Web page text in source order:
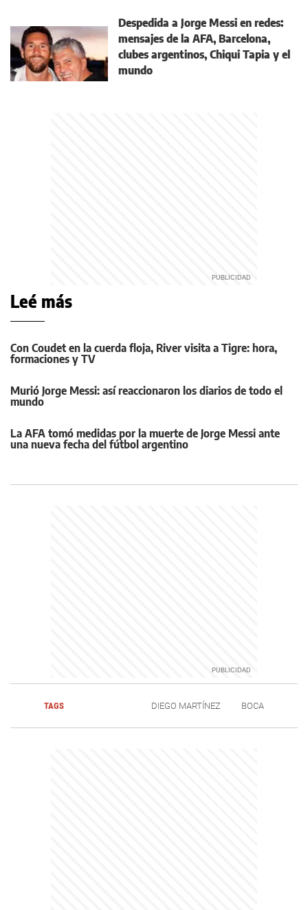
Despedida a Jorge Messi en redes:
mensajes de la AFA, Barcelona,
clubes argentinos, Chiqui Tapia y el
mundo
Leé más
Con Coudet en la cuerda floja, River visita a Tigre: hora,
formaciones y TV
Murió Jorge Messi: así reaccionaron los diarios de todo el
mundo
La AFA tomó medidas por la muerte de Jorge Messi ante
una nueva fecha del fútbol argentino
TAGS DIEGO MARTÍNEZ BOCA